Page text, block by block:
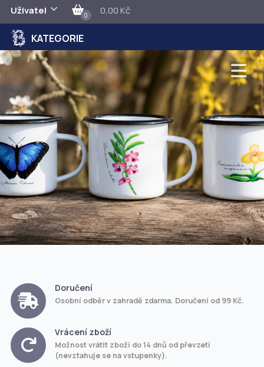
Uživatel 0 0,00 Kč
KATEGORIE
Doručení
Osobní odběr v zahradě zdarma. Doručení od 99 Kč.
Vrácení zboží
Možnost vrátit zboží do 14 dnů od převzetí
(nevztahuje se na vstupenky).